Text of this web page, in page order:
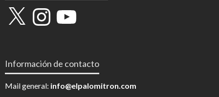
X InstagramYouTube
Información de contacto
Mail general: info@elpalomitron.com